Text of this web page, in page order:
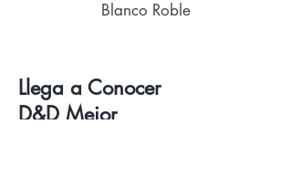
Blanco Roble
Llega a Conocer
D&D Mejor